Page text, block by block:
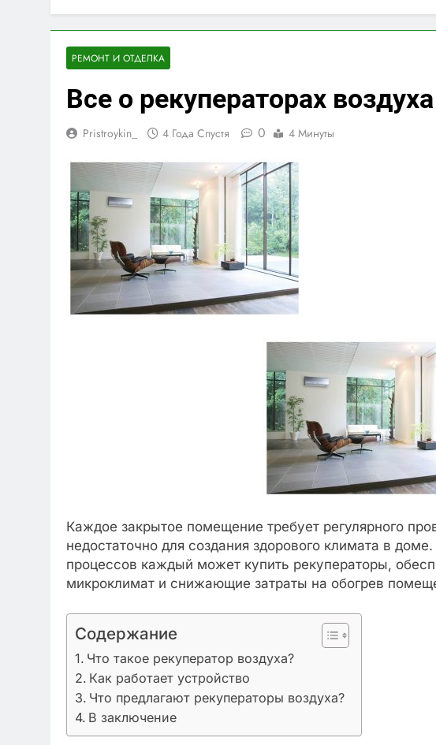
РЕМОНТ И ОТДЕЛКА
Все о рекуператорах воздуха
Pristroykin_ 4 Года Спустя 0 4 Минуты
Каждое закрытое помещение требует регулярного
недостаточно для создания здорового климата в
процессов каждый может купить рекуператоры,
микроклимат и снижающие затраты на обогрев
Содержание
Что такое рекуператор воздуха?
Как работает устройство
Что предлагают рекуператоры воздуха?
В заключение